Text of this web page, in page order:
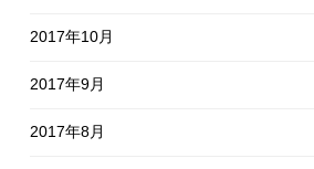
2017年10月
2017年9月
2017年8月